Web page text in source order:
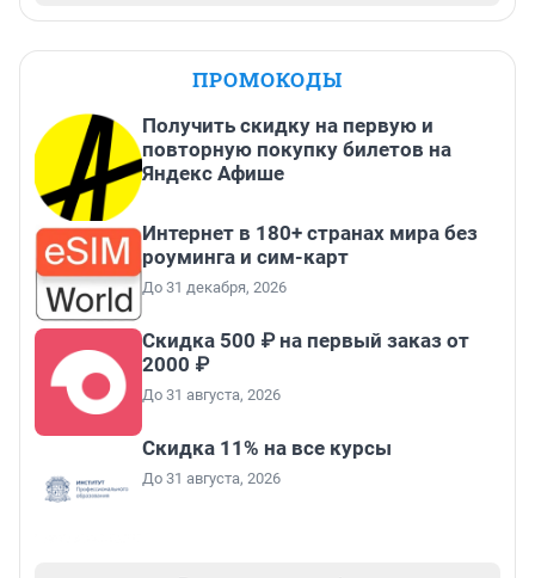
ПРОМОКОДЫ
Получить скидку на первую и
повторную покупку билетов на
Яндекс Афише
Интернет в 180+ странах мира без
роуминга и сим-карт
До 31 декабря, 2026
Скидка 500 ₽ на первый заказ от
2000 ₽
До 31 августа, 2026
Скидка 11% на все курсы
До 31 августа, 2026